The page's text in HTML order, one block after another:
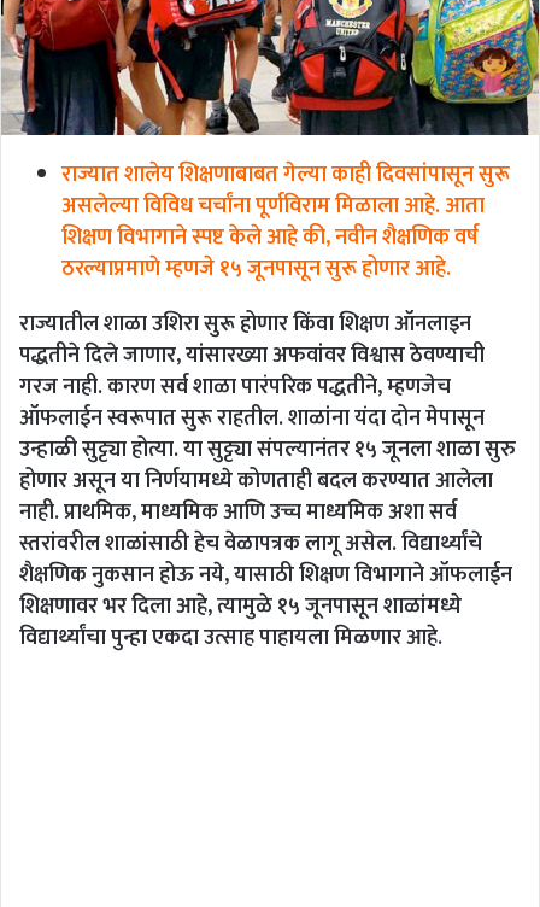
राज्यात शालेय शिक्षणाबाबत गेल्या काही दिवसांपासून सुरू
असलेल्या विविध चर्चांना पूर्णविराम मिळाला आहे. आता
शिक्षण विभागाने स्पष्ट केले आहे की, नवीन शैक्षणिक वर्ष
ठरल्याप्रमाणे म्हणजे १५ जूनपासून सुरू होणार आहे.
राज्यातील शाळा उशिरा सुरू होणार किंवा शिक्षण ऑनलाइन
पद्धतीने दिले जाणार, यांसारख्या अफवांवर विश्वास ठेवण्याची
गरज नाही. कारण सर्व शाळा पारंपरिक पद्धतीने, म्हणजेच
ऑफलाईन स्वरूपात सुरू राहतील. शाळांना यंदा दोन मेपासून
उन्हाळी सुट्ट्या होत्या. या सुट्ट्या संपल्यानंतर १५ जूनला शाळा सुरु
होणार असून या निर्णयामध्ये कोणताही बदल करण्यात आलेला
नाही. प्राथमिक, माध्यमिक आणि उच्च माध्यमिक अशा सर्व
स्तरांवरील शाळांसाठी हेच वेळापत्रक लागू असेल. विद्यार्थ्यांचे
शैक्षणिक नुकसान होऊ नये, यासाठी शिक्षण विभागाने ऑफलाईन
शिक्षणावर भर दिला आहे, त्यामुळे १५ जूनपासून शाळांमध्ये
विद्यार्थ्यांचा पुन्हा एकदा उत्साह पाहायला मिळणार आहे.